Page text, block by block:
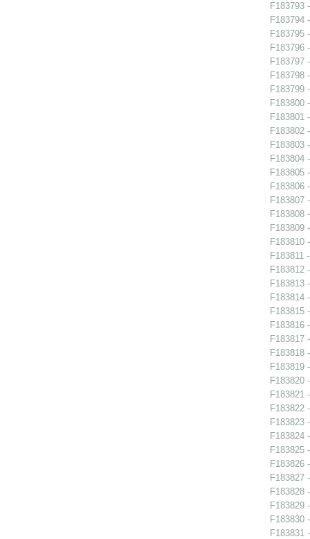
F183793
F183794
F183795
F183796
F183797
F183798
F183799
F183800
F183801
F183802
F183803
F183804
F183805
F183806
F183807
F183808
F183809
F183810
F183811
F183812
F183813
F183814
F183815
F183816
F183817
F183818
F183819
F183820
F183821
F183822
F183823
F183824
F183825
F183826
F183827
F183828
F183829
F183830
F183831